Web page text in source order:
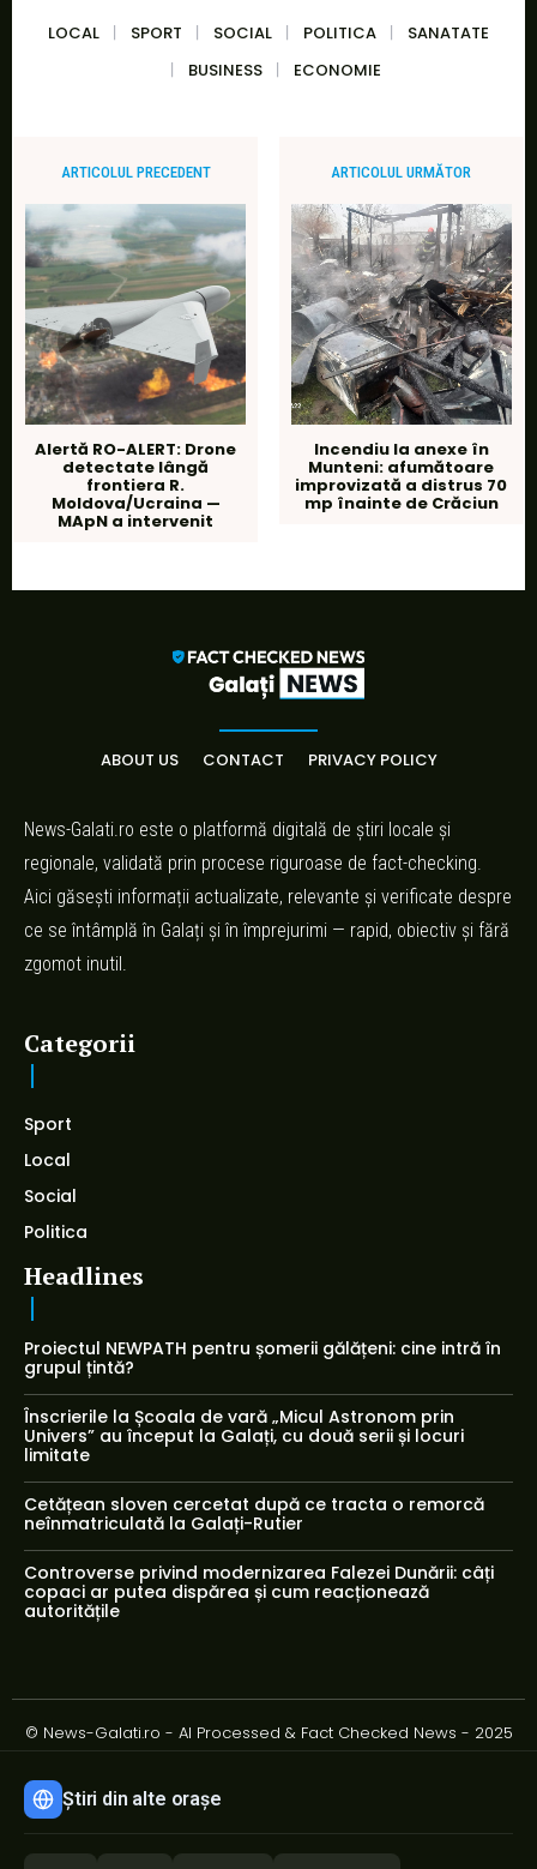
LOCAL SPORT SOCIAL POLITICA
SANATATE
BUSINESS
ECONOMIE
ARTICOLUL PRECEDENT
Alertă RO-ALERT: Drone
detectate lângă
frontiera R.
Moldova/Ucraina —
MApN a intervenit
ARTICOLUL URMĂTOR
Incendiu la anexe în
Munteni: afumătoare
improvizată a distrus 70
mp înainte de Crăciun
ABOUT US CONTACT PRIVACY POLICY
News-Galati.ro este o platformă digitală de știri locale și
regionale, validată prin procese riguroase de fact-checking.
Aici găsești informații actualizate, relevante și verificate despre
ce se întâmplă în Galați și în împrejurimi — rapid, obiectiv și fără
zgomot inutil.
Categorii
Sport
Local
Social
Politica
Headlines
Proiectul NEWPATH pentru șomerii gălățeni: cine intră în
grupul țintă?
Înscrierile la Școala de vară „Micul Astronom prin
Univers” au început la Galați, cu două serii și locuri
limitate
Cetățean sloven cercetat după ce tracta o remorcă
neînmatriculată la Galați-Rutier
Controverse privind modernizarea Falezei Dunării: câți
copaci ar putea dispărea și cum reacționează
autoritățile
© News-Galati.ro - AI Processed & Fact Checked News - 2025
Știri din alte orașe